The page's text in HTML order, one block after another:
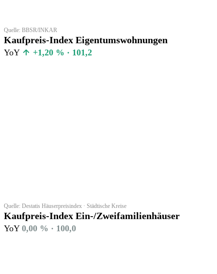
Quelle: BBSR/INKAR
Kaufpreis-Index Eigentumswohnungen
YoY +1,20 % · 101,2
Quelle: Destatis Häuserpreisindex · Städtische Kreise
Kaufpreis-Index Ein-/Zweifamilienhäuser
YoY 0,00 % · 100,0